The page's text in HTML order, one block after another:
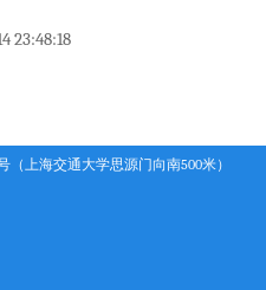
23:48:18
上海交通大学思源门向南500米）